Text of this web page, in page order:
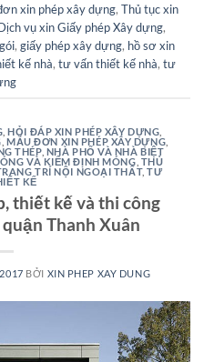
xin phép xây dựng, Thủ tục xin
vụ xin Giấy phép Xây dựng,
, giấy phép xây dựng, hồ sơ xin
kế nhà, tư vấn thiết kế nhà, tư
,HỎI ĐÁP XIN PHÉP XÂY DỰNG
,MẪU ĐƠN XIN PHÉP XÂY DỰNG
THÉP, NHÀ PHỐ VÀ NHÀ BIỆT
VÀ KIỂM ĐỊNH MÓNG THỦ
TRÍ NỘI NGOẠI THẤT,TƯ
KẾ
thiết kế và thi công
Thanh Xuân
BỞI XIN PHEP XAY DUNG